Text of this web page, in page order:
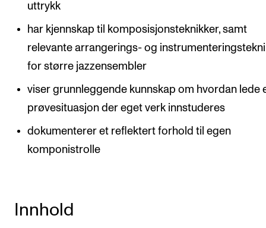
uttrykk
har kjennskap til komposisjonsteknikker, samt
relevante arrangerings- og
for større jazzensembler
viser grunnleggende kunnskap om hvordan lede
prøvesituasjon der eget verk innstuderes
dokumenterer et reflektert forhold til egen
komponistrolle
Innhold